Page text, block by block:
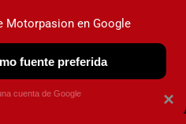
AIRE ACONDICIONADO ×
Motorpasion en Google
fuente preferida
cuenta de Google